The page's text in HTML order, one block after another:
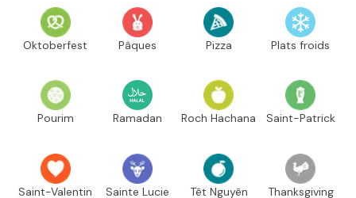
Oktoberfest Pâques Pizza Plats froids
Pourim Ramadan Roch Hachana Saint-Patrick
Saint-Valentin Sainte Lucie
Têt Nguyên
Thanksgiving